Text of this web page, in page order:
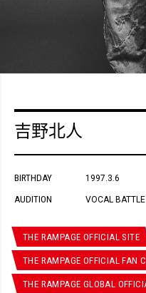
吉野北人
BIRTHDAY 1997.3.6
AUDITION VOCAL
THE RAMPAGE OFFICIAL SITE
THE RAMPAGE OFFICIAL FAN
THE RAMPAGE GLOBAL